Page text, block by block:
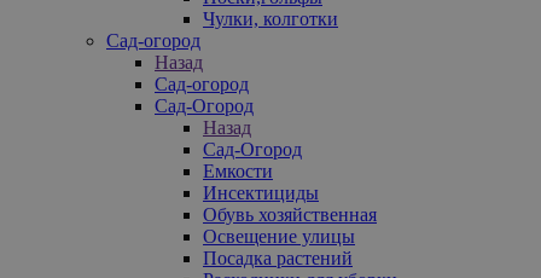
Чулки, колготки
Сад-огород
Назад
Сад-огород
Сад-Огород
Назад
Сад-Огород
Емкости
Инсектициды
Обувь хозяйственная
Освещение улицы
Посадка растений